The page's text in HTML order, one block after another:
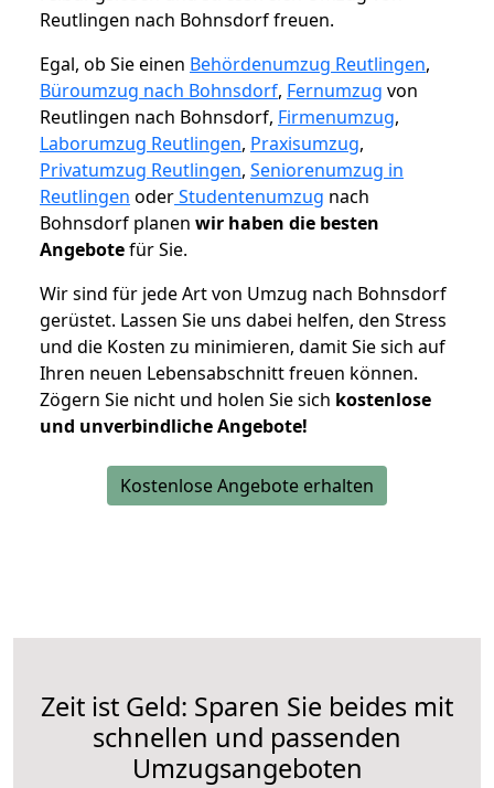
Reutlingen nach Bohnsdorf freuen.
Egal, ob Sie einen Behördenumzug Reutlingen,
Büroumzug nach Bohnsdorf, Fernumzug von
Reutlingen nach Bohnsdorf, Firmenumzug,
Laborumzug Reutlingen, Praxisumzug,
Privatumzug Reutlingen, Seniorenumzug in
Reutlingen oderStudentenumzug nach
Bohnsdorf planen wir haben die besten
Angebotefür Sie.
Wir sind für jede Art von Umzug nach Bohnsdorf
gerüstet. Lassen Sie uns dabei helfen, den Stress
und die Kosten zu minimieren, damit Sie sich auf
Ihren neuen Lebensabschnitt freuen können.
Zögern Sie nicht und holen Sie sich kostenlose
und unverbindliche Angebote!
Kostenlose Angebote erhalten
Zeit ist Geld: Sparen Sie beides mit
schnellen und passenden
Umzugsangeboten